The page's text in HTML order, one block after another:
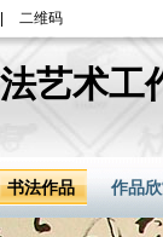
二维码
法艺
书法作品 作品